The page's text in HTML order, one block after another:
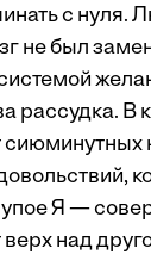
с нуля.
не был
рас­судка. В
Я —
над